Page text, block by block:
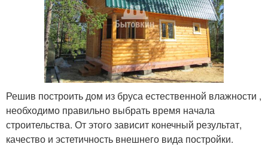
Решив построить дом из бруса естественной влажности ,
необходимо правильно выбрать время начала
строительства. От этого зависит конечный результат,
качество и эстетичность внешнего вида постройки.